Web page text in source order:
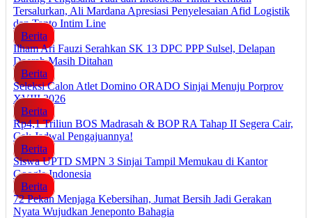
Tersalurkan, Ali Mardana Apresiasi Penyelesaian Afid Logistik
dan Tanto Intim Line
Berita
Ilham Ari Fauzi Serahkan SK 13 DPC PPP Sulsel, Delapan
Daerah Masih Ditahan
Berita
Seleksi Calon Atlet Domino ORADO Sinjai Menuju Porprov
XVIII 2026
Berita
Rp4,1 Triliun BOS Madrasah & BOP RA Tahap II Segera Cair,
Cek Jadwal Pengajuannya!
Berita
Siswa UPTD SMPN 3 Sinjai Tampil Memukau di Kantor
Google Indonesia
Berita
72 Pekan Menjaga Kebersihan, Jumat Bersih Jadi Gerakan
Nyata Wujudkan Jeneponto Bahagia